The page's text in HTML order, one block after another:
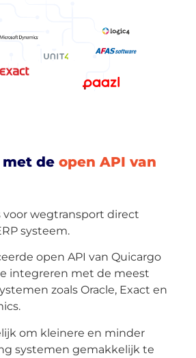
met deopen API van
voor wegtransport direct
systeem.
open API van Quicargo
integreren met de meest
zoals Oracle, Exact en
om kleinere en minder
systemen gemakkelijk te